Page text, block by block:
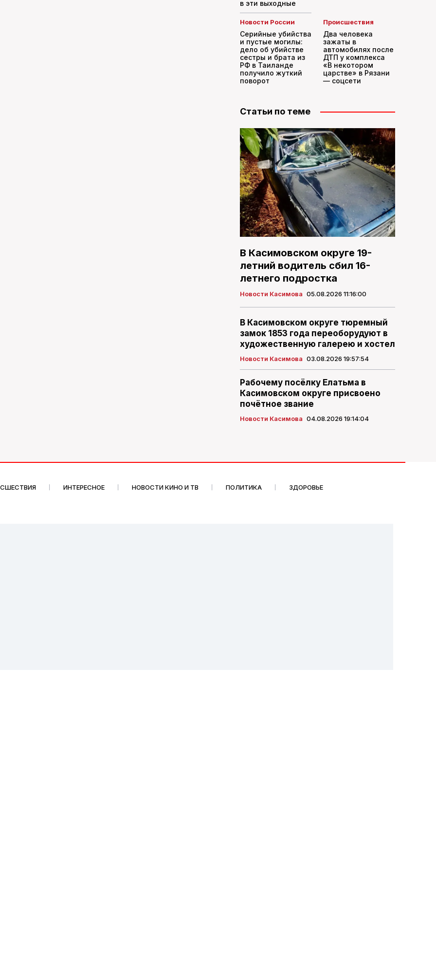
в эти выходные
Новости России
Серийные убийства
и пустые могилы:
дело об убийстве
сестры и брата из
РФ в Таиланде
получило жуткий
поворот
Происшествия
Два человека
зажаты в
автомобилях после
ДТП у комплекса
«В некотором
царстве» в Рязани
— соцсети
Статьи по теме
В Касимовском округе 19-
летний водитель сбил 16-
летнего подростка
Новости Касимова 05.08.2026 11:16:00
В Касимовском округе тюремный
замок 1853 года переоборудуют в
художественную галерею и хостел
Новости Касимова 03.08.2026 19:57:54
Рабочему посёлку Елатьма в
Касимовском округе присвоено
почётное звание
Новости Касимова 04.08.2026 19:14:04
ИНТЕРЕСНОЕ НОВОСТИ КИНО И ТВ ПОЛИТИКА ЗДОРОВЬЕ